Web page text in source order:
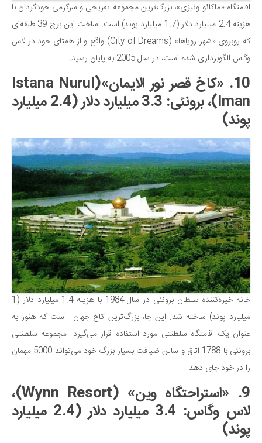
اقامتگاه «ماکائو ونیزی»، بزرگ‌ترین مجموعه تفریحی و سرگرمی خودگردان با
هزینه 2.4 میلیارد دلار (1.7 میلیارد پوند) است. ساخت این برج 39 طبقه‌ای
که روبروی «شهر رویاها» (City of Dreams) واقع و از همتای خود در لاس
وگاس الگوبرداری شده است، در سال 2005 به پایان رسید.
10. «کاخ قصر نور الایمان»(Istana Nurul
Iman)، برونئی: 3.3 میلیارد دلار (2.4 میلیارد
پوند)
خانه خیره‌کننده سلطان برونئی در سال 1984 با هزینه 1.4 میلیارد دلار (1
میلیارد پوند) ساخته شد. این جا، بزرگ‌ترین کاخ جهان است که هنوز به
عنوان یک اقامتگاه سلطنتی مورد استفاده قرار می‌گیرد. مجموعه سلطنتی
برونئی با 1788 اتاق و سالن ضیافت بسیار بزرگ خود می‌تواند 5000 مهمان
را در خود جای دهد.
9. «استراحتگاه وین» (Wynn Resort)،
لاس وگاس: 3.4 میلیارد دلار (2.4 میلیارد
پوند)